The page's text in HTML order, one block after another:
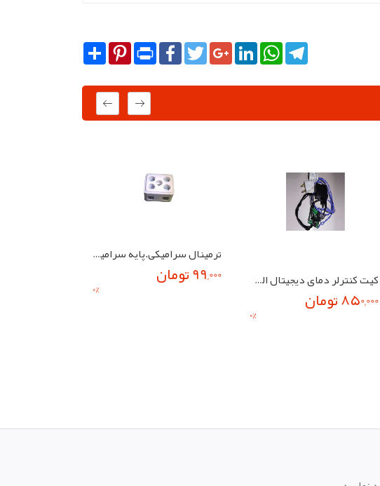
Share PinterestPrint FacebookTwitterGoogle+LinkedInWhatsApp
ترمینال سرامیکی.پایه سرامیکی المنت 220ولت
99,000 تومان 0% کیت کنترلر دمای دیجیتال الکترومکانیک - مونتاژ شده
850,000 تومان 0%